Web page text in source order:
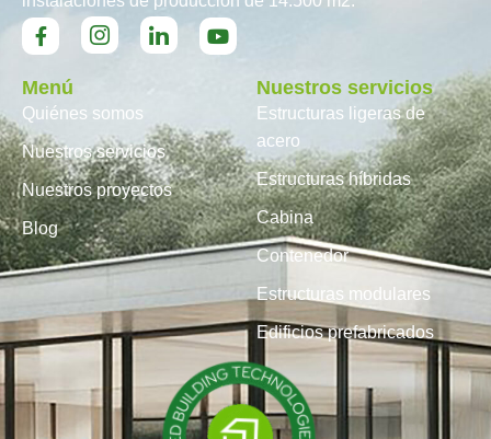
Menú
Quiénes somos
Nuestros servicios
Nuestros proyectos
Blog
Nuestros servicios
Estructuras ligeras de
acero
Estructuras híbridas
Cabina
Contenedor
Estructuras modulares
Edificios prefabricados